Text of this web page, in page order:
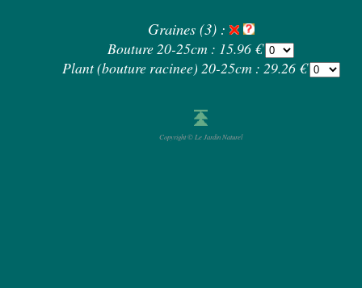
Graines (3) :
Bouture 20-25cm : 15.96 €
Plant (bouture racinee) 20-25cm : 29.26 €
Copyright © Le Jardin Naturel